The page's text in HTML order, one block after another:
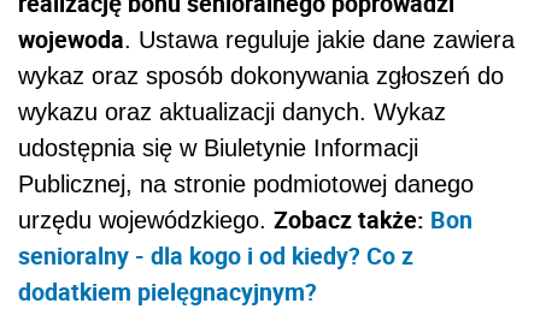
wojewoda. Ustawa reguluje jakie dane zawiera
wykaz oraz sposób dokonywania zgłoszeń do
wykazu oraz aktualizacji danych. Wykaz
udostępnia się w Biuletynie Informacji
Publicznej, na stronie podmiotowej danego
urzędu wojewódzkiego. Zobacz także: Bon
senioralny - dla kogo i od kiedy? Co z
dodatkiem pielęgnacyjnym?